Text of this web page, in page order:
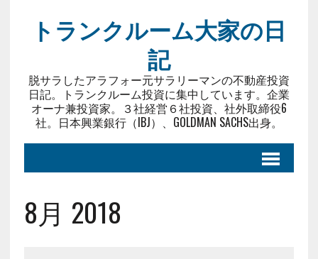
トランクルーム大家の日
記
脱サラしたアラフォー元サラリーマンの不動産投資
日記。トランクルーム投資に集中しています。企業
オーナ兼投資家。３社経営６社投資、社外取締役6
社。日本興業銀行（IBJ）、GOLDMAN SACHS出身。
8月 2018